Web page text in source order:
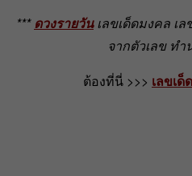
*** ดวงรายวันเลขเด็ดมงคล เล
จากตัวเลข ทำ
ต้องที่นี่ >>> เลขเ